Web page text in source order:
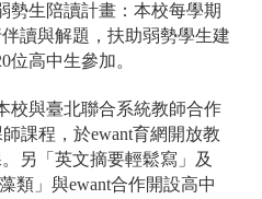
勢生陪讀計畫：本校每學期
讀與解題，扶助弱勢學生建
位高中生參加。
校與臺北聯合系統教師合作
課程，於ewant育網開放教
另「英文摘要輕鬆寫」及
類」與ewant合作開設高中